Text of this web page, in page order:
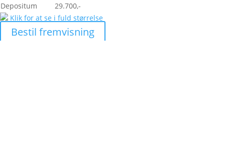
Depositum
29.700,-
Klik for at se i fuld størrelse
Bestil fremvisning